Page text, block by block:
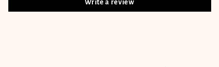
Write a review